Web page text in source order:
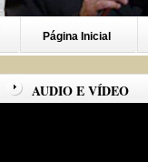
Página Inicial
AUDIO E VÍDEO